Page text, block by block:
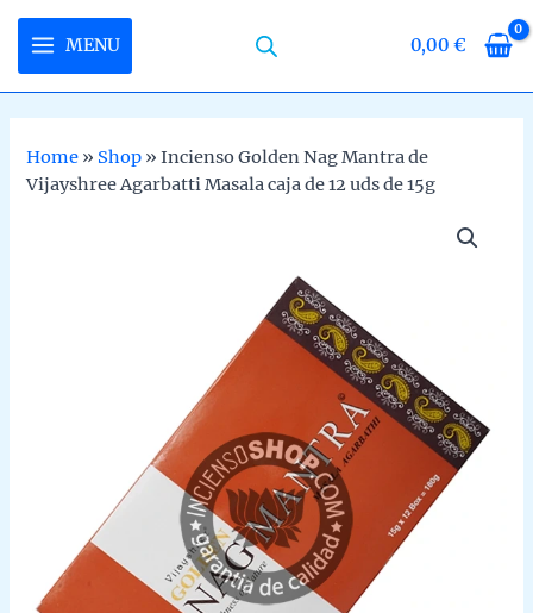
content
MENU 0,00€
Home » Shop »Incienso Golden Nag Mantra de
Vijayshree Agarbatti Masala caja de 12 uds de 15g